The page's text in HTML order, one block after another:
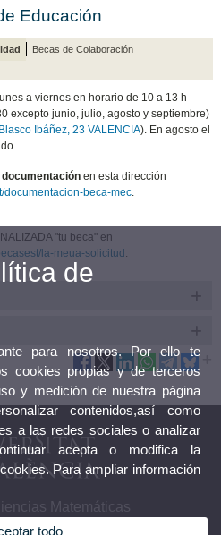
Educación
Becas de Colaboración
a viernes en horario de 10 a 13 h
excepto junio, julio, agosto y septiembre)
Ibáñez, 23 VALENCIA). En agosto el
en esta dirección
documentacion-beca-mec.
"tu beca" en
la-meua-solicitud .
Matemáticas
de
para nosotros. Por ello te
cookies propias y de terceros
y medición de nuestra página
contenidos,así como
a las redes sociales o analizar
acepta o modifica la
Para ampliar información
todo